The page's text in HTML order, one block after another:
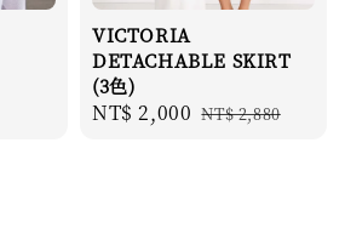
VICTORIA
DETACHABLE SKIRT
(3色)
Sale
NT$ 2,000 Regular
NT$ 2,880